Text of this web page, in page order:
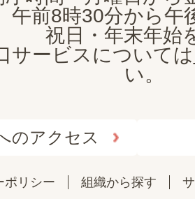
午前8時30分から午
祝日・年末年始
サービスについては
い。
のアクセス
ポリシー 組織から探す